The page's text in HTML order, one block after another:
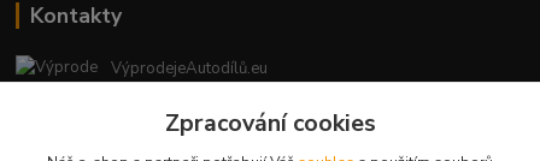
Kontakty
VýprodejeAutodílů.eu
(Po-Pá, 9-16 hod.)
Zpracování cookies